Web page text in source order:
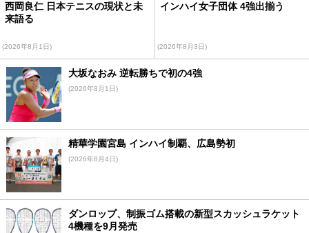
西岡良仁 日本テニスの現状と未
来語る
(2026年8月1日)
インハイ女子団体 4強出揃う
(2026年8月3日)
大坂なおみ 逆転勝ちで初の4強
(2026年8月1日)
精華学園宮島 インハイ制覇、広島勢初
(2026年8月4日)
ダンロップ、制振ゴム搭載の新型スカッシュラケット
4機種を9月発売